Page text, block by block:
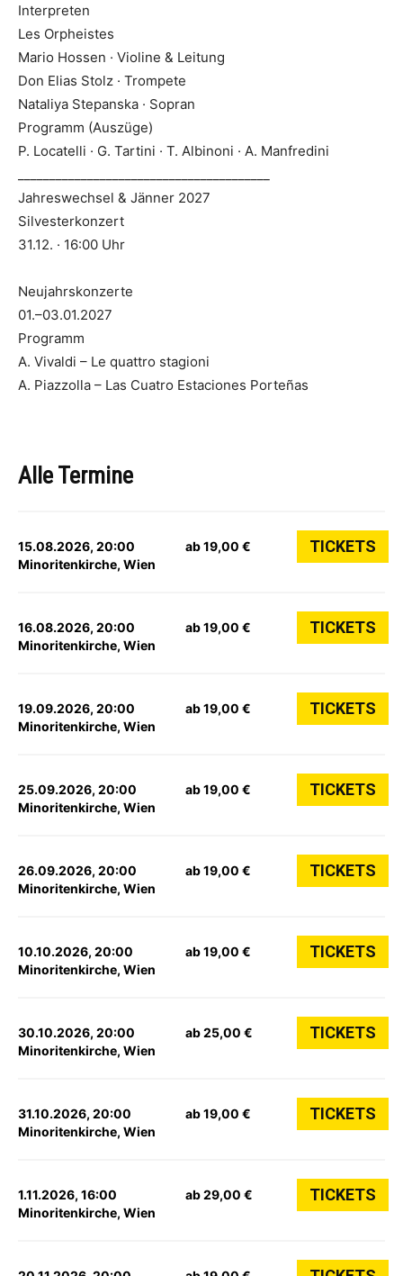
Interpreten
Les Orpheistes
Mario Hossen · Violine & Leitung
Don Elias Stolz · Trompete
Nataliya Stepanska · Sopran
Programm (Auszüge)
P. Locatelli · G. Tartini · T. Albinoni · A. Manfredini
Jahreswechsel & Jänner 2027
Silvesterkonzert
31.12. · 16:00 Uhr
Neujahrskonzerte
01.–03.01.2027
Programm
A. Vivaldi – Le quattro stagioni
A. Piazzolla – Las Cuatro Estaciones Porteñas
Alle Termine
15.08.2026, 20:00
Minoritenkirche, Wien
ab 19,00 € TICKETS
16.08.2026, 20:00
Minoritenkirche, Wien
ab 19,00 € TICKETS
19.09.2026, 20:00
Minoritenkirche, Wien
ab 19,00 € TICKETS
25.09.2026, 20:00
Minoritenkirche, Wien
ab 19,00 € TICKETS
26.09.2026, 20:00
Minoritenkirche, Wien
ab 19,00 € TICKETS
10.10.2026, 20:00
Minoritenkirche, Wien
ab 19,00 € TICKETS
30.10.2026, 20:00
Minoritenkirche, Wien
ab 25,00 € TICKETS
31.10.2026, 20:00
Minoritenkirche, Wien
ab 19,00 € TICKETS
1.11.2026, 16:00
Minoritenkirche, Wien
ab 29,00 € TICKETS